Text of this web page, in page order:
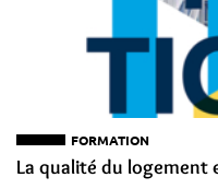
FORMATION
La qualité du logement